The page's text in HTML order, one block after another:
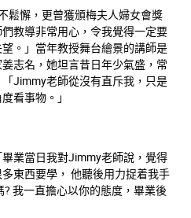
鬆懈，更曾獲頒梅夫人婦女會獎
教導非常用心，令我覺得一定要
。」當年教授舞台繪景的講師是
志名，她坦言昔日年少氣盛，常
Jimmy老師從沒有直斥我，只是
看事物。」
業當日我對Jimmy老師說，覺得
東西要學， 他聽後用力捉着我手
我一直擔心以你的態度，畢業後